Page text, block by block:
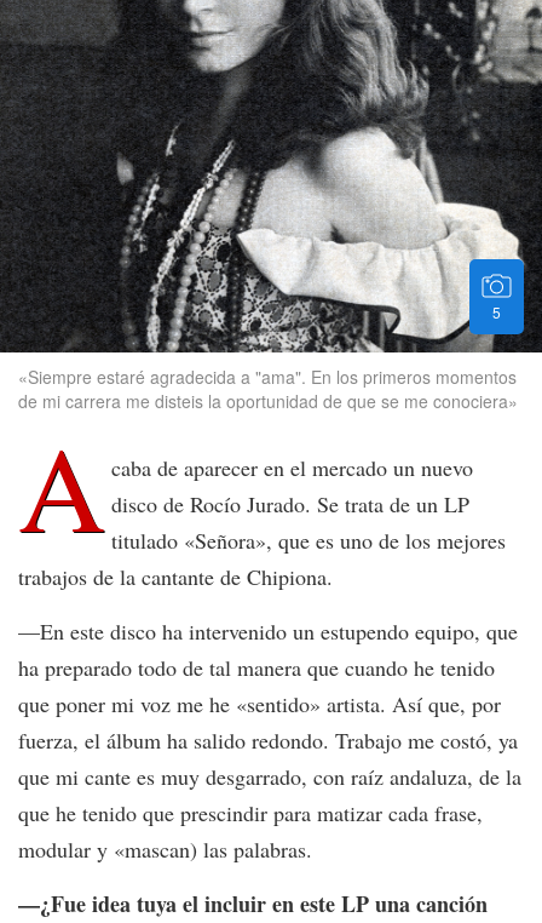
5
«Siempre estaré agradecida a "ama". En los primeros momentos
de mi carrera me disteis la oportunidad de que se me conociera»
A caba de aparecer en el mercado un nuevo
disco de Rocío Jurado. Se trata de un LP
titulado «Señora», que es uno de los mejores
trabajos de la cantante de Chipiona.
—En este disco ha intervenido un estupendo equipo, que
ha preparado todo de tal manera que cuando he tenido
que poner mi voz me he «sentido» artista. Así que, por
fuerza, el álbum ha salido redondo. Trabajo me costó, ya
que mi cante es muy desgarrado, con raíz andaluza, de la
que he tenido que prescindir para matizar cada frase,
modular y «mascan) las palabras.
—¿Fue idea tuya el incluir en este LP una canción